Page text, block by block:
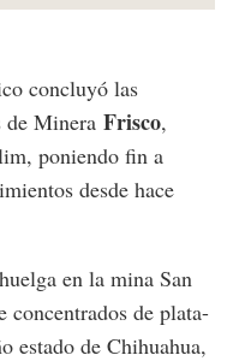
concluyó las
de Minera Frisco,
poniendo fin a
desde hace
en la mina San
concentrados de plata-
estado de Chihuahua,